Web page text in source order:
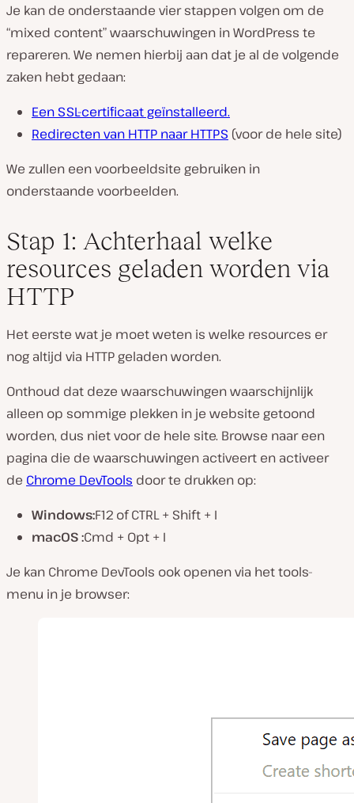
Je kan de onderstaande vier stappen volgen om de
“mixed content” waarschuwingen in WordPress te
repareren. We nemen hierbij aan dat je al de volgende
zaken hebt gedaan:
Een SSL-certificaat geïnstalleerd.
Redirecten van HTTP naar HTTPS (voor de hele site)
We zullen een voorbeeldsite gebruiken in
onderstaande voorbeelden.
Stap 1: Achterhaal welke
resources geladen worden via
HTTP
Het eerste wat je moet weten is welke resources er
nog altijd via HTTP geladen worden.
Onthoud dat deze waarschuwingen waarschijnlijk
alleen op sommige plekken in je website getoond
worden, dus niet voor de hele site. Browse naar een
pagina die de waarschuwingen activeert en activeer
de Chrome DevTools door te drukken op:
Windows:F12 of CTRL + Shift + I
macOS :Cmd + Opt + I
Je kan Chrome DevTools ook openen via het tools-
menu in je browser: